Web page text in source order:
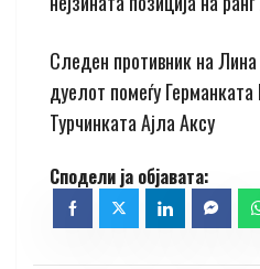
Следен противник на
дуелот помеѓу
Турчинката Ајла Аксу